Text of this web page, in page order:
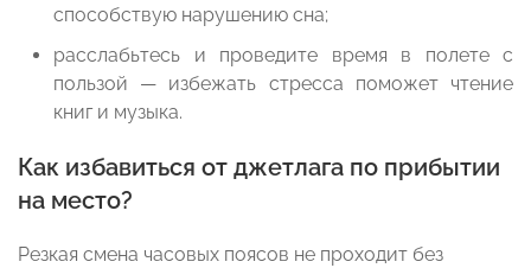
способствую нарушению сна;
расслабьтесь и проведите время в полете с
пользой — избежать стресса поможет чтение
книг и музыка.
Как избавиться от джетлага по прибытии
на место?
Резкая смена часовых поясов не проходит без